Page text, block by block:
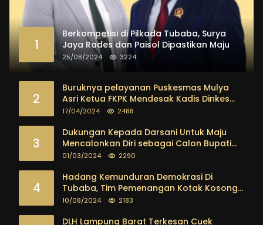
1
Berkompetisi di Pilkada Tubaba, Surya
Jaya Rades dan Paisol Dipastikan Maju
25/08/2024 3224
2
Buruknya pelayanan Puskesmas Mulya
Asri Ketua FKPK Mendesak Kadis Dinkes
Tubaba Ambil Tindakan Tegas
17/04/2024 2488
3
Dukungan Kepada Darsani Untuk Maju
Mencalonkan Diri sebagai Calon Bupati
Tubaba Terus Mengalir Baik Dari
masyarakat
01/03/2024 2290
4
Hadang Kemunduran Demokrasi Di
Tubaba, Tim Pemenangan Kotak Kosong
Segera Dibentuk
10/08/2024 2183
DLH Lampung Barat Terkesan Cuek